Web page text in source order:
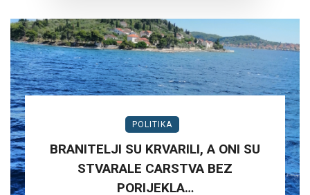
POLITIKA
BRANITELJI SU KRVARILI, A ONI SU
STVARALE CARSTVA BEZ
PORIJEKLA…